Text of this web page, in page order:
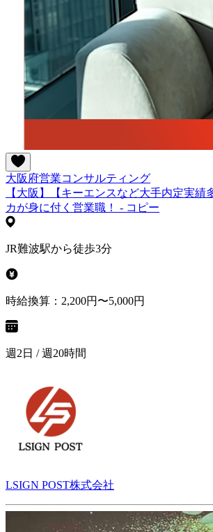
大阪府営業コンサルティング
【大阪】【キーエンスなど大手内定実績
カが身に付く営業職！ - コピー
JR難波駅から徒歩3分
時給換算：2,200円〜5,000円
週2日 / 週20時間
LSIGN POST株式会社